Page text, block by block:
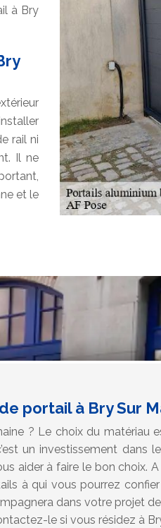
à Bry
rail ni
Il ne
et le
portail à Bry Sur
? Le choix du matériau
un investissement dans
aider à faire le bon choix. A
à qui vous pourrez
dans votre projet
le si vous résidez à